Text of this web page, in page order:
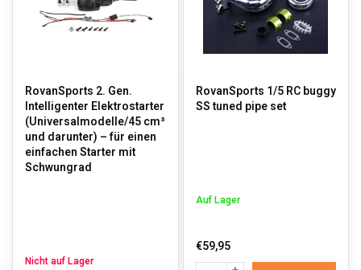
RovanSports 2. Gen.
Intelligenter Elektrostarter
(Universalmodelle/45 cm³
und darunter) – für einen
einfachen Starter mit
Schwungrad
Nicht auf Lager
RovanSports 1/5 RC buggy
SS tuned pipe set
Auf Lager
€59,95